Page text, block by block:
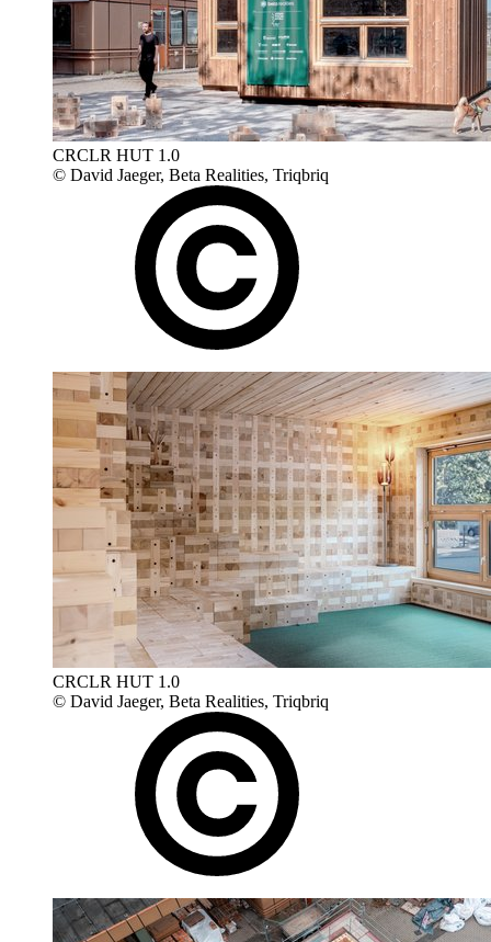
CRCLR HUT 1.0
© David Jaeger, Beta Realities, Triqbriq
CRCLR HUT 1.0
© David Jaeger, Beta Realities, Triqbriq